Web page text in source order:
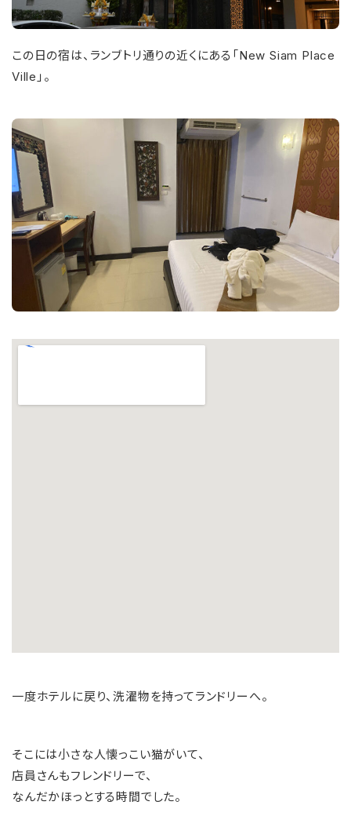
この日の宿は、ランブトリ通りの近くにある「New Siam Place
Ville」。
一度ホテルに戻り、洗濯物を持ってランドリーへ。
そこには小さな人懐っこい猫がいて、
店員さんもフレンドリーで、
なんだかほっとする時間でした。